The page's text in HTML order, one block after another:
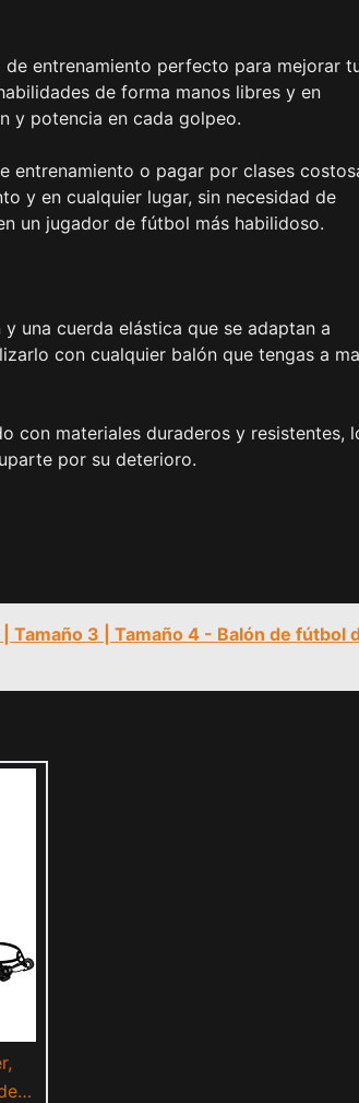
de entrenamiento perfecto para mejorar
de forma manos libres y en
y potencia en cada golpeo.
entrenamiento o pagar por clases
y en cualquier lugar, sin necesidad de
un jugador de fútbol más habilidoso.
una cuerda elástica que se adaptan a
con cualquier balón que tengas a
con materiales duraderos y resistentes,
por su deterioro.
Tamaño 3 | Tamaño 4 - Balón de fútbol